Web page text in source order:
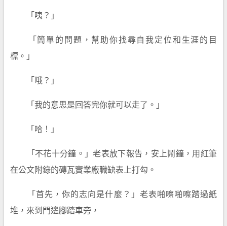
「咦？」
「簡單的問題，幫助你找尋自我定位和生涯的目
標。」
「哦？」
「我的意思是回答完你就可以走了。」
「哈！」
「不花十分鐘。」老表放下報告，安上鬧鐘，用紅筆
在公文附錄的磚瓦實業廠職缺表上打勾。
「首先，你的志向是什麼？」老表啪嚓啪嚓踏過紙
堆，來到門邊腳踏車旁，